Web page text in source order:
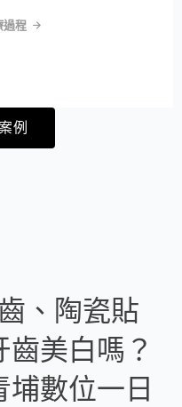
過程
例
、陶瓷貼
美白嗎？
埔數位一日